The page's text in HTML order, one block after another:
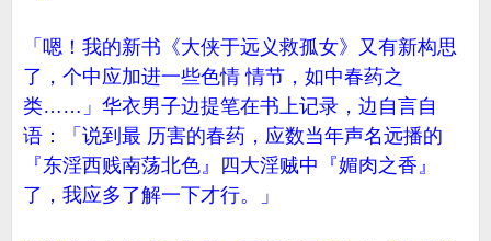
「嗯！我的新书《大侠于远义救孤女》又有新构思
了，个中应加进一些色情 情节，如中春药之
类……」华衣男子边提笔在书上记录，边自言自
语：「说到最 历害的春药，应数当年声名远播的
『东淫西贱南荡北色』四大淫贼中『媚肉之香』
了，我应多了解一下才行。」